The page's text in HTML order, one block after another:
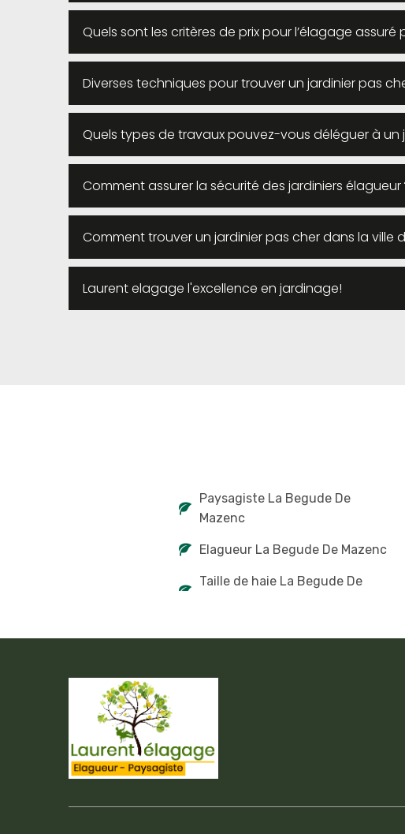
Quels sont les critères de prix pour l’élagage assuré
Diverses techniques pour trouver un jardinier pas
Quels types de travaux pouvez-vous déléguer à un
Comment assurer la sécurité des jardiniers élagueur
Comment trouver un jardinier pas cher dans la ville
Laurent elagage l'excellence en jardinage!
Paysagiste La Begude De
Mazenc
Elagueur La Begude De Mazenc
Taille de haie La Begude De